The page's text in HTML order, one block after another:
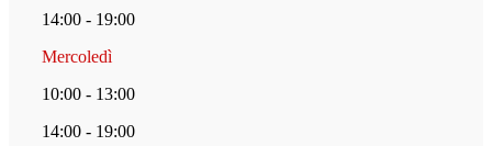
14:00 - 19:00
Mercoledì
10:00 - 13:00
14:00 - 19:00